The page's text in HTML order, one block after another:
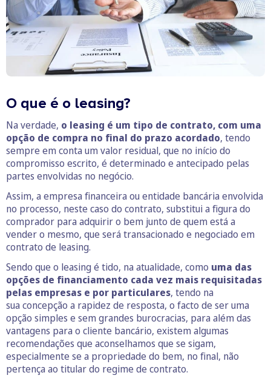
O que é o leasing?
Na verdade, o leasing é um tipo de contrato, com uma
opção de compra no final do prazo acordado, tendo
sempre em conta um valor residual, que no início do
compromisso escrito, é determinado e antecipado pelas
partes envolvidas no negócio.
Assim, a empresa financeira ou entidade bancária envolvida
no processo, neste caso do contrato, substitui a figura do
comprador para adquirir o bem junto de quem está a
vender o mesmo, que será transacionado e negociado em
contrato de leasing.
Sendo que o leasing é tido, na atualidade, como uma das
opções de financiamento cada vez mais requisitadas
pelas empresas e por particulares, tendo na
sua concepção a rapidez de resposta, o facto de ser uma
opção simples e sem grandes burocracias, para além das
vantagens para o cliente bancário, existem algumas
recomendações que aconselhamos que se sigam,
especialmente se a propriedade do bem, no final, não
pertença ao titular do regime de contrato.